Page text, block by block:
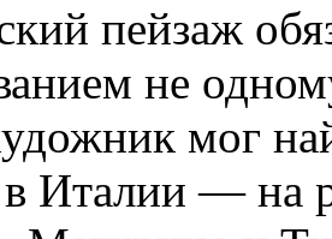
пейзаж
не
мог
Италии — на